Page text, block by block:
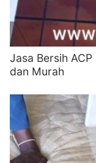
Jasa Bersih
dan Murah